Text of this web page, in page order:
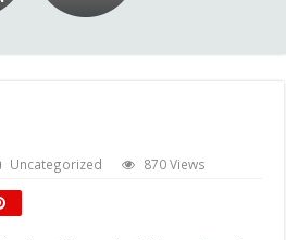
Uncategorized 870 Views